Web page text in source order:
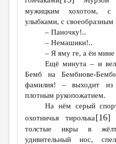
мужицким хохотом, с
улыбками, с
– Паночку!..
– Немашики!..
– Я яму ге, а ён мине
Ещё минута – и
Бемб на Бембнове-
фамилия! – выходит из
плотным рукопожатием.
На нём серый
охотничья тиролька[16]
толстые икры в
удивительный нос,